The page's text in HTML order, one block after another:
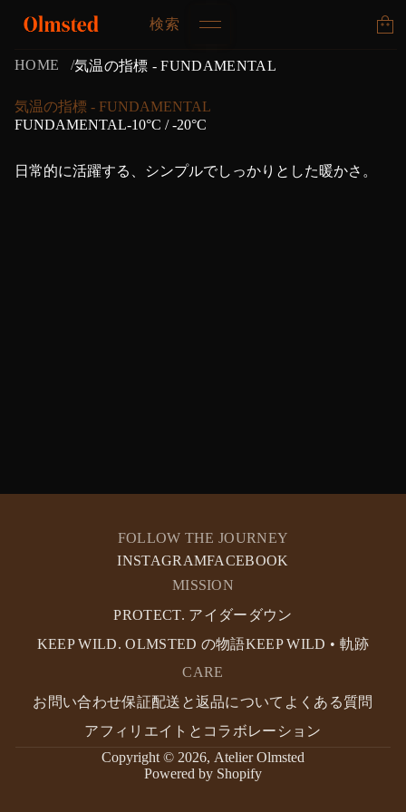
検索
HOME 気温の指標 - FUNDAMENTAL
気温の指標 - FUNDAMENTAL
FUNDAMENTAL-10°C / -20°C
日常的に活躍する、シンプルでしっかりとした暖かさ。
FOLLOW THE JOURNEY
INSTAGRAMFACEBOOK
MISSION
PROTECT. アイダーダウン
KEEP WILD. OLMSTED の物語KEEP WILD • 軌跡
CARE
お問い合わせ保証配送と返品について よくある質問
アフィリエイトとコラボレーション
Copyright © 2026, Atelier Olmsted
Powered by Shopify